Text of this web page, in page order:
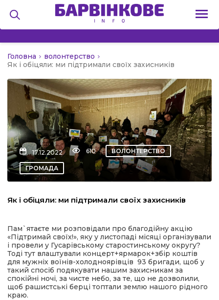
Головна
волонтерство
Як і обіцяли: ми підтримали своїх захисників
17.12.2022 610 ВОЛОНТЕРСТВО
ГРОМАДА
Як і обіцяли: ми підтримали своїх захисників
Пам`ятаєте ми розповідали про благодійну акцію
«Підтримай своїх!», яку у листопаді місяці організували
і провели у Гусарівському старостинському округу?
Тоді тут влаштували концерт+ярмарок+збір коштів
для мужніх воїнів-холодноярівців 93 бригади, щоб у
такий спосіб подякувати нашим захисникам за
спокійні ночі, за чисте небо, за те, що не дозволили,
щоб рашистські берці топтали землю нашого рідного
краю.